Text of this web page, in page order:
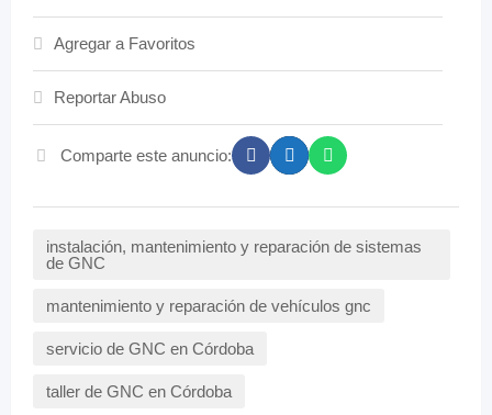
Agregar a Favoritos
Reportar Abuso
Comparte este anuncio:
instalación, mantenimiento y reparación de sistemas
de GNC
mantenimiento y reparación de vehículos gnc
servicio de GNC en Córdoba
taller de GNC en Córdoba